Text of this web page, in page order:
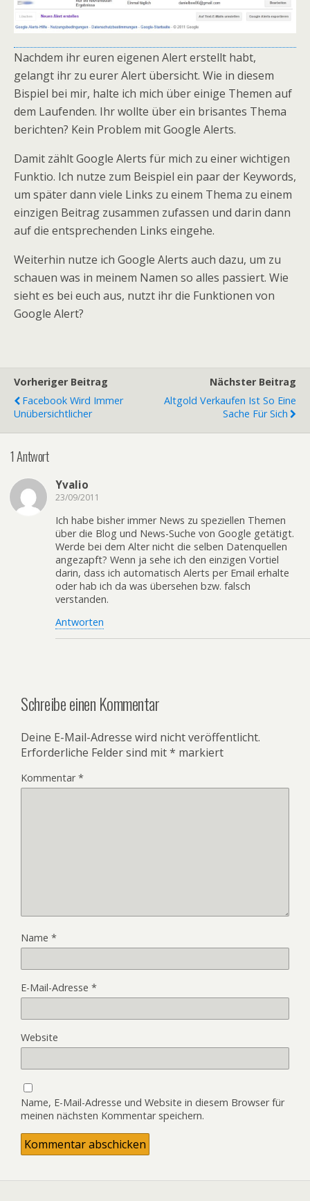
Nachdem ihr euren eigenen Alert erstellt habt,
gelangt ihr zu eurer Alert übersicht. Wie in diesem
Bispiel bei mir, halte ich mich über einige Themen auf
dem Laufenden. Ihr wollte über ein brisantes Thema
berichten? Kein Problem mit Google Alerts.
Damit zählt Google Alerts für mich zu einer wichtigen
Funktio. Ich nutze zum Beispiel ein paar der Keywords,
um später dann viele Links zu einem Thema zu einem
einzigen Beitrag zusammen zufassen und darin dann
auf die entsprechenden Links eingehe.
Weiterhin nutze ich Google Alerts auch dazu, um zu
schauen was in meinem Namen so alles passiert. Wie
sieht es bei euch aus, nutzt ihr die Funktionen von
Google Alert?
Vorheriger Beitrag
Facebook Wird Immer
Unübersichtlicher
Nächster Beitrag
Altgold Verkaufen Ist So Eine
Sache Für Sich
1 Antwort
Yvalio
23/09/2011
Ich habe bisher immer News zu speziellen Themen
über die Blog und News-Suche von Google getätigt.
Werde bei dem Alter nicht die selben Datenquellen
angezapft? Wenn ja sehe ich den einzigen Vortiel
darin, dass ich automatisch Alerts per Email erhalte
oder hab ich da was übersehen bzw. falsch
verstanden.
Antworten
Schreibe einen Kommentar
Deine E-Mail-Adresse wird nicht veröffentlicht.
Erforderliche Felder sind mit* markiert
Kommentar*
Name *
E-Mail-Adresse *
Website
Name, E-Mail-Adresse und Website in diesem Browser für
meinen nächsten Kommentar speichern.